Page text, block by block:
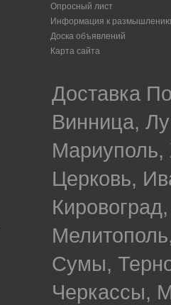
Опросный лист
Информация к размышлению
Доска объявлений
Карта сайта
Доставка
Винница,
Церковь,
Сумы,
Черкассы,